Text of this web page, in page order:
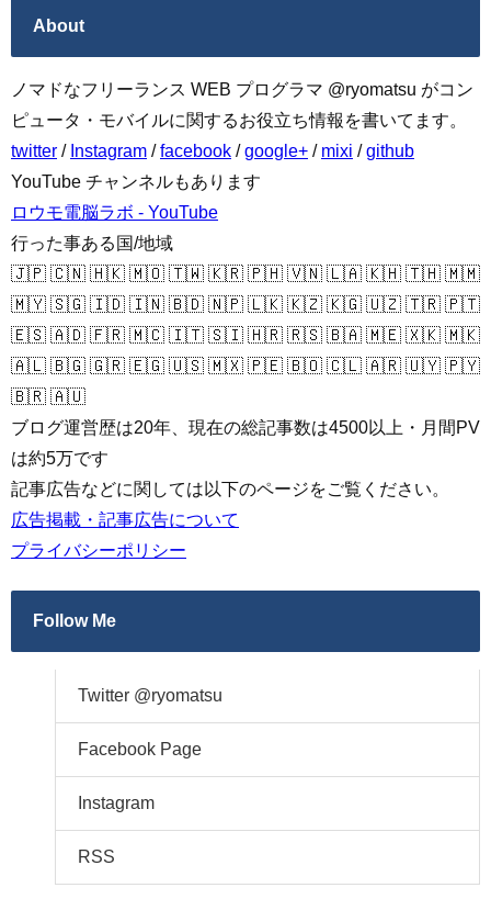
About
ノマドなフリーランス WEB プログラマ @ryomatsu がコン
ピュータ・モバイルに関するお役立ち情報を書いてます。
twitter / Instagram /facebook /google+ / mixi /github
YouTube チャンネルもあります
ロウモ電脳ラボ - YouTube
行った事ある国/地域
🇯🇵 🇨🇳 🇭🇰 🇲🇴 🇹🇼 🇰🇷 🇵🇭 🇻🇳 🇱🇦 🇰🇭 🇹🇭 🇲🇲
🇲🇾 🇸🇬 🇮🇩 🇮🇳 🇧🇩 🇳🇵 🇱🇰 🇰🇿 🇰🇬 🇺🇿 🇹🇷 🇵🇹
🇪🇸 🇦🇩 🇫🇷 🇲🇨 🇮🇹 🇸🇮 🇭🇷 🇷🇸 🇧🇦 🇲🇪 🇽🇰 🇲🇰
🇦🇱 🇧🇬 🇬🇷 🇪🇬 🇺🇸 🇲🇽 🇵🇪 🇧🇴 🇨🇱 🇦🇷 🇺🇾 🇵🇾
🇧🇷 🇦🇺
ブログ運営歴は20年、現在の総記事数は4500以上・月間PV
は約5万です
記事広告などに関しては以下のページをご覧ください。
広告掲載・記事広告について
プライバシーポリシー
Follow Me
Twitter @ryomatsu
Facebook Page
Instagram
RSS